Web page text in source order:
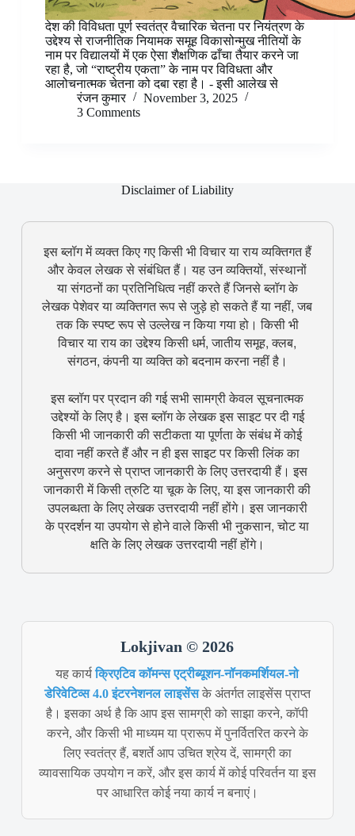
देश की विविधता पूर्ण स्वतंत्र वैचारिक चेतना पर नियंत्रण के
उद्देश्य से राजनीतिक नियामक समूह विकासोन्मुख नीतियों के
नाम पर विद्यालयों में एक ऐसा शैक्षणिक ढाँचा तैयार करने जा
रहा है, जो “राष्ट्रीय एकता” के नाम पर विविधता और
आलोचनात्मक चेतना को दबा रहा है। - इसी आलेख से
रंजन कुमार
November 3, 2025
3 Comments
Disclaimer of Liability
इस ब्लॉग में व्यक्त किए गए किसी भी विचार या राय व्यक्तिगत हैं
और केवल लेखक से संबंधित हैं। यह उन व्यक्तियों, संस्थानों
या संगठनों का प्रतिनिधित्व नहीं करते हैं जिनसे ब्लॉग के
लेखक पेशेवर या व्यक्तिगत रूप से जुड़े हो सकते हैं या नहीं, जब
तक कि स्पष्ट रूप से उल्लेख न किया गया हो। किसी भी
विचार या राय का उद्देश्य किसी धर्म, जातीय समूह, क्लब,
संगठन, कंपनी या व्यक्ति को बदनाम करना नहीं है।
इस ब्लॉग पर प्रदान की गई सभी सामग्री केवल सूचनात्मक
उद्देश्यों के लिए है। इस ब्लॉग के लेखक इस साइट पर दी गई
किसी भी जानकारी की सटीकता या पूर्णता के संबंध में कोई
दावा नहीं करते हैं और न ही इस साइट पर किसी लिंक का
अनुसरण करने से प्राप्त जानकारी के लिए उत्तरदायी हैं। इस
जानकारी में किसी त्रुटि या चूक के लिए, या इस जानकारी की
उपलब्धता के लिए लेखक उत्तरदायी नहीं होंगे। इस जानकारी
के प्रदर्शन या उपयोग से होने वाले किसी भी नुकसान, चोट या
क्षति के लिए लेखक उत्तरदायी नहीं होंगे।
Lokjivan © 2026
यह कार्यक्रिएटिव कॉमन्स एट्रीब्यूशन-नॉनकमर्शियल-नो
डेरिवेटिव्स 4.0 इंटरनेशनल लाइसेंसके अंतर्गत लाइसेंस प्राप्त
है। इसका अर्थ है कि आप इस सामग्री को साझा करने, कॉपी
करने, और किसी भी माध्यम या प्रारूप में पुनर्वितरित करने के
लिए स्वतंत्र हैं, बशर्ते आप उचित श्रेय दें, सामग्री का
व्यावसायिक उपयोग न करें, और इस कार्य में कोई परिवर्तन या इस
पर आधारित कोई नया कार्य न बनाएं।